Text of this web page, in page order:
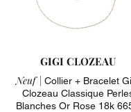
GIGI CLOZEAU
Neuf | Collier + Bracelet
Clozeau Classique
Blanches Or Rose 18k